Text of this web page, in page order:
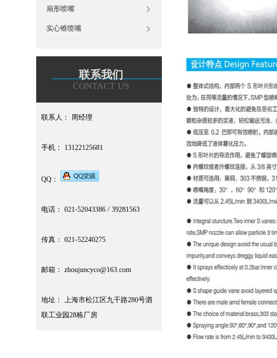
扇形喷嘴
实心锥喷嘴
联系我们
CONTACT US
联系人： 周经理
手机： 13122125681
QQ：
电话： 021-52043386 / 39281563
传真： 021-52240275
邮箱： zhoujuncyco@163.com
地址： 上海市松江区九干路280号泗
联工业园28栋厂房